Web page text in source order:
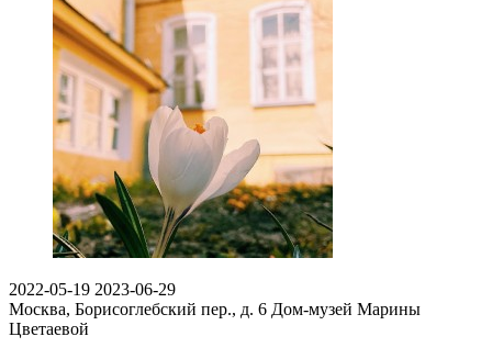
2022-05-19 2023-06-29
Москва, Борисоглебский пер., д. 6 Дом-музей Марины
Цветаевой